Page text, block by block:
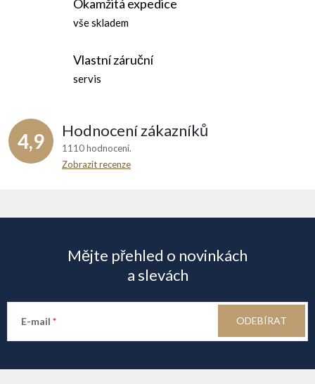
Okamžitá expedice
vše skladem
Vlastní záruční
servis
4,9 Hodnocení zákazníků
1110 hodnocení
Zobrazit recenze
a
t
Mějte přehled o novinkách
a slevách
E-mail ODEBÍRAT